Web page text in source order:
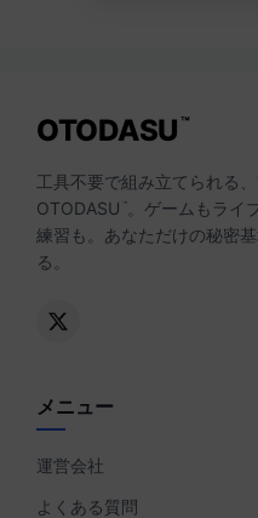
OTODASU ™
工具不要で組み立てられる
OTODASU ™
。ゲームもライ
練習も。あなただけの秘密
る。
メニュー
運営会社
よくある質問